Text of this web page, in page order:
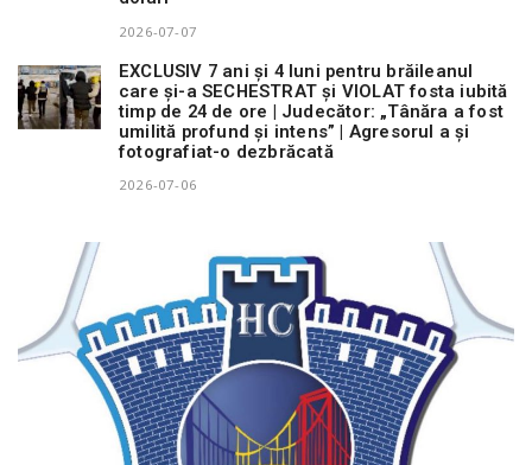
2026-07-07
EXCLUSIV 7 ani și 4 luni pentru brăileanul
care și-a SECHESTRAT și VIOLAT fosta iubită
timp de 24 de ore | Judecător: „Tânăra a fost
umilită profund și intens” | Agresorul a și
fotografiat-o dezbrăcată
2026-07-06